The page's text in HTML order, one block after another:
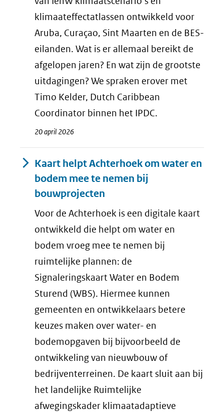
klimaateffectatlassen ontwikkeld voor
Aruba, Curaçao, Sint Maarten en de BES-
eilanden. Wat is er allemaal bereikt de
afgelopen jaren? En wat zijn de grootste
uitdagingen? We spraken erover met
Timo Kelder, Dutch Caribbean
Coordinator binnen het IPDC.
20 april 2026
Kaart helpt Achterhoek om water en
bodem mee te nemen bij
bouwprojecten
Voor de Achterhoek is een digitale kaart
ontwikkeld die helpt om water en
bodem vroeg mee te nemen bij
ruimtelijke plannen: de
Signaleringskaart Water en Bodem
Sturend (WBS). Hiermee kunnen
gemeenten en ontwikkelaars betere
keuzes maken over water- en
bodemopgaven bij bijvoorbeeld de
ontwikkeling van nieuwbouw of
bedrijventerreinen. De kaart sluit aan bij
het landelijke Ruimtelijke
afwegingskader klimaatadaptieve